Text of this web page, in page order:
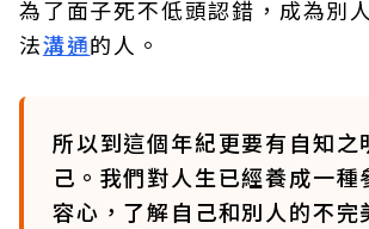
為了面子死不低頭認錯，成為別
法溝通的人。
所以到這個年紀更要有自知之
己。我們對人生已經養成一種
容心，了解自己和別人的不完